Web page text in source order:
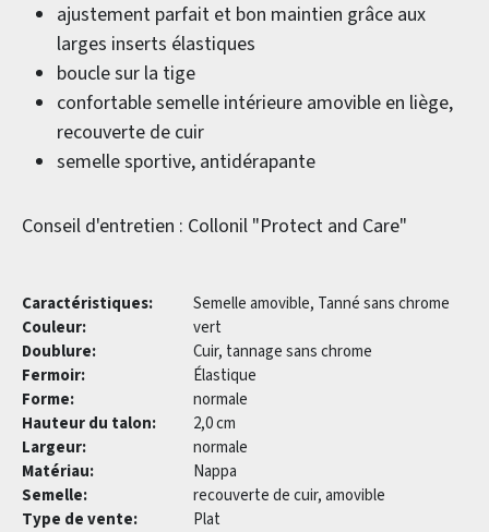
ajustement parfait et bon maintien grâce aux
larges inserts élastiques
boucle sur la tige
confortable semelle intérieure amovible en liège,
recouverte de cuir
semelle sportive, antidérapante
Conseil d'entretien : Collonil "Protect and Care"
Caractéristiques:
Semelle amovible, Tanné sans chrome
Couleur:
vert
Doublure:
Cuir, tannage sans chrome
Fermoir:
Élastique
Forme:
normale
Hauteur du talon:
2,0 cm
Largeur:
normale
Matériau:
Nappa
Semelle:
recouverte de cuir, amovible
Type de vente:
Plat